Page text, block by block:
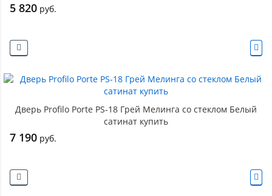
5 820 руб.
Дверь Profilo Porte PS-18 Грей Мелинга со стеклом Белый
сатинат купить
7 190 руб.